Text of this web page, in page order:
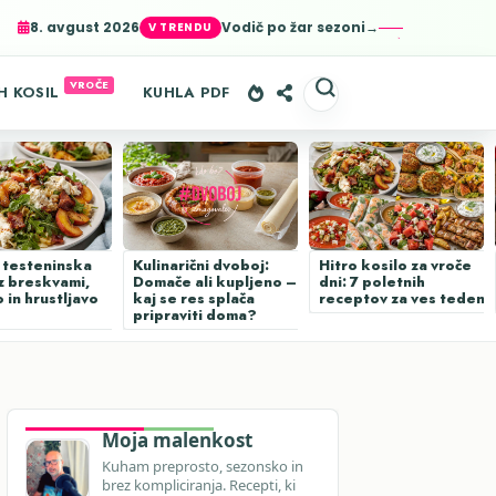
8. avgust 2026 Vodič po žar sezoni→
KOSIL KUHLA PDF
testeninska
breskvami,
in hrustljavo
Kulinarični dvoboj:
Domače ali kupljeno –
kaj se res splača
pripraviti doma?
Hitro kosilo za vroče
dni: 7 poletnih
receptov za ves teden
Moja malenkost
Kuham preprosto, sezonsko in
brez kompliciranja. Recepti, ki
agent
usage
LEARN MORE GOT IT